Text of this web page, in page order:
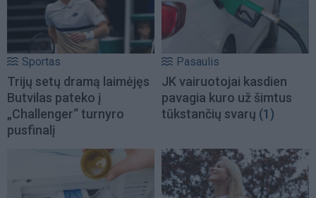
Sportas
Trijų setų dramą laimėjęs
Butvilas pateko į
„Challenger“ turnyro
pusfinalį
Pasaulis
JK vairuotojai kasdien
pavagia kuro už šimtus
tūkstančių svarų (1)